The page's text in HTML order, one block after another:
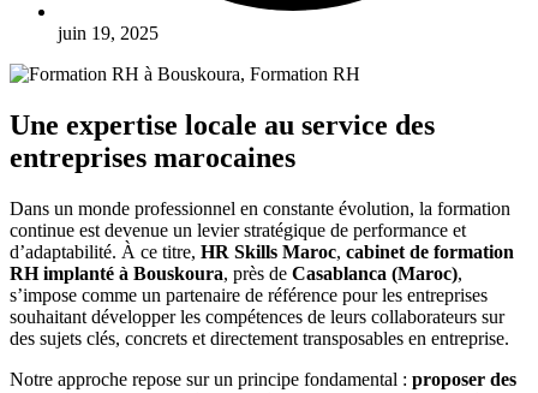
juin 19, 2025
Une expertise locale au service des
entreprises marocaines
Dans un monde professionnel en constante évolution, la formation
continue est devenue un levier stratégique de performance et
d’adaptabilité. À ce titre, HR Skills Maroc, cabinet de formation
RH implanté à Bouskoura, près de Casablanca (Maroc),
s’impose comme un partenaire de référence pour les entreprises
souhaitant développer les compétences de leurs collaborateurs sur
des sujets clés, concrets et directement transposables en entreprise.
Notre approche repose sur un principe fondamental : proposer des